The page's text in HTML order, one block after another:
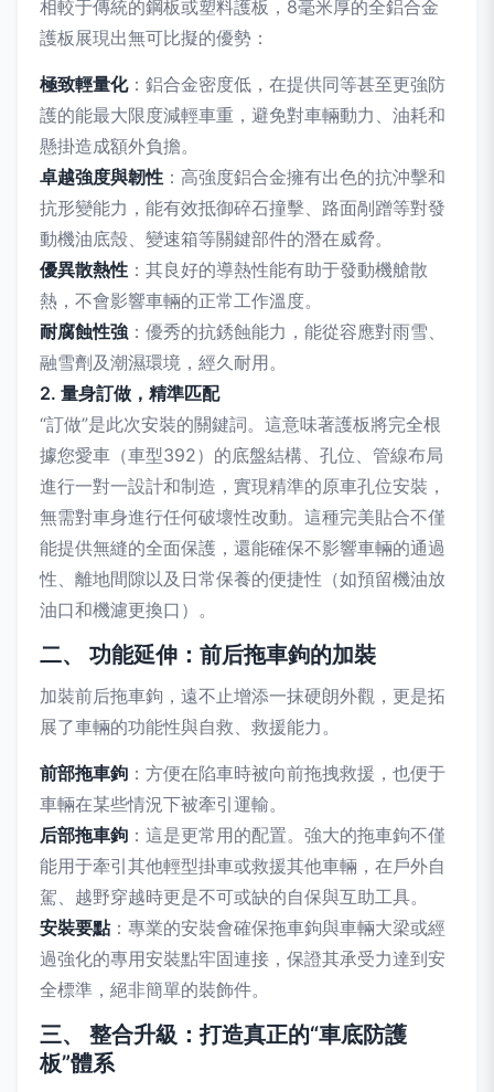
相較于傳統的鋼板或塑料護板，8毫米厚的全鋁合金
護板展現出無可比擬的優勢：
極致輕量化：鋁合金密度低，在提供同等甚至更強防
護的能最大限度減輕車重，避免對車輛動力、油耗和
懸掛造成額外負擔。
卓越強度與韌性 ：高強度鋁合金擁有出色的抗沖擊和
抗形變能力，能有效抵御碎石撞擊、路面剮蹭等對發
動機油底殼、變速箱等關鍵部件的潛在威脅。
優異散熱性 ：其良好的導熱性能有助于發動機艙散
熱，不會影響車輛的正常工作溫度。
耐腐蝕性強 ：優秀的抗銹蝕能力，能從容應對雨雪、
融雪劑及潮濕環境，經久耐用。
2. 量身訂做，精準匹配
“訂做”是此次安裝的關鍵詞。這意味著護板將完全根
據您愛車（車型392）的底盤結構、孔位、管線布局
進行一對一設計和制造，實現精準的原車孔位安裝，
無需對車身進行任何破壞性改動。這種完美貼合不僅
能提供無縫的全面保護，還能確保不影響車輛的通過
性、離地間隙以及日常保養的便捷性（如預留機油放
油口和機濾更換口）。
二、 功能延伸：前后拖車鉤的加裝
加裝前后拖車鉤，遠不止增添一抹硬朗外觀，更是拓
展了車輛的功能性與自救、救援能力。
前部拖車鉤 ：方便在陷車時被向前拖拽救援，也便于
車輛在某些情況下被牽引運輸。
后部拖車鉤 ：這是更常用的配置。強大的拖車鉤不僅
能用于牽引其他輕型掛車或救援其他車輛，在戶外自
駕、越野穿越時更是不可或缺的自保與互助工具。
安裝要點：專業的安裝會確保拖車鉤與車輛大梁或經
過強化的專用安裝點牢固連接，保證其承受力達到安
全標準，絕非簡單的裝飾件。
三、 整合升級：打造真正的“車底防護
板”體系